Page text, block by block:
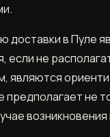
доставки в Пуле
если не
являются
предполагает не